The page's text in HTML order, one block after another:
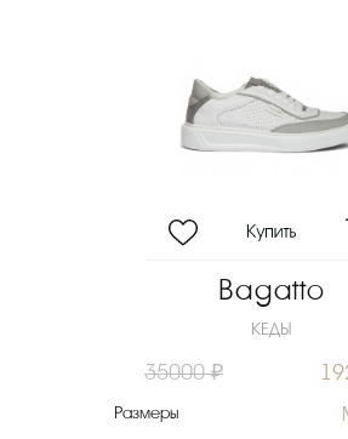
Bagatto
КЕДЫ
35000 ₽
Размеры